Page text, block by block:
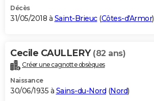
Décès
31/05/2018 à Saint-Brieuc(Côtes-d'Armor)
Cecile CAULLERY (82 ans)
Créer une cagnotte obsèques
Naissance
30/06/1935 à Sains-du-Nord (Nord)